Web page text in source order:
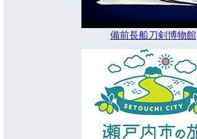
備前長船刀剣博物館